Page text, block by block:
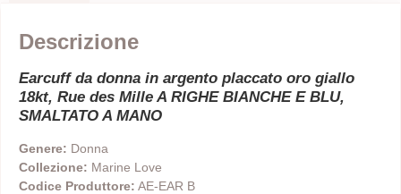
Descrizione
Earcuff da donna in argento placcato oro giallo
18kt, Rue des Mille A RIGHE BIANCHE E BLU,
SMALTATO A MANO
Genere: Donna
Collezione: Marine Love
Codice Produttore: AE-EAR B